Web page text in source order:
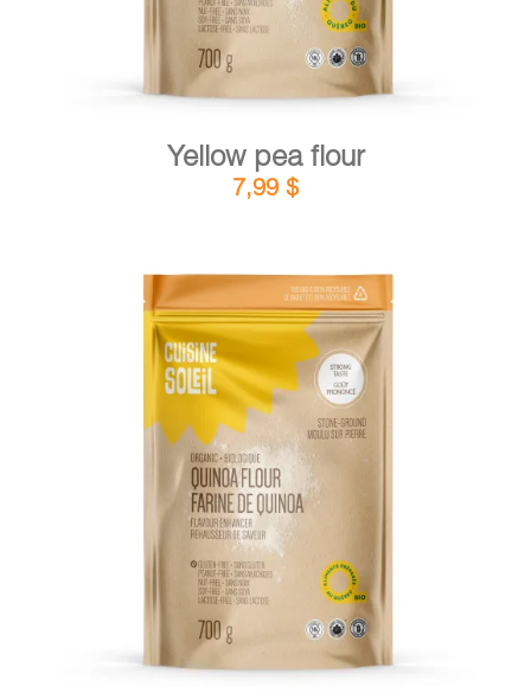
Yellow pea flour
7,99 $
ADD TO CART / DETAILS